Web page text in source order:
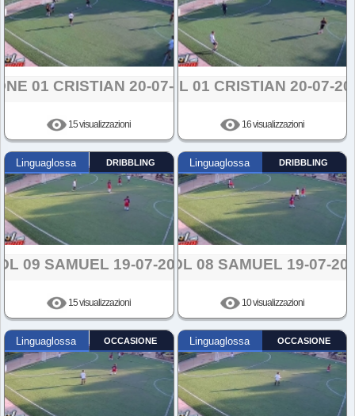
01 CRISTIAN 20-07-2024
15 visualizzazioni
GOL 01 CRISTIAN 20-07-
16 visualizzazioni
Linguaglossa DRIBBLING
09 SAMUEL 19-07-2024
15 visualizzazioni
Linguaglossa DRIBBLING
GOL 08 SAMUEL 19-07-
10 visualizzazioni
Linguaglossa OCCASIONE Linguaglossa OCCASIONE